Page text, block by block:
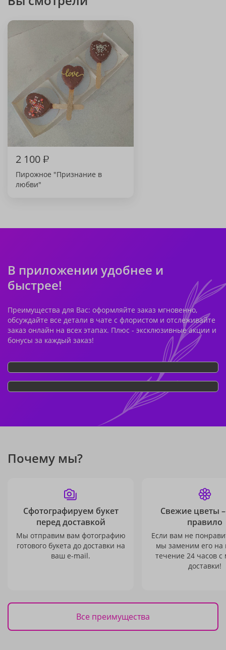
2 100₽
Пирожное "Признание в
любви"
В приложении удобнее и
быстрее!
Преимущества для Вас: оформляйте заказ мгновенно,
обсуждайте все детали в чате с флористом и отслеживайте
заказ онлайн на всех этапах. Плюс - эксклюзивные акции и
бонусы за каждый заказ!
Почему мы?
Сфотографируем букет
перед доставкой
Мы отправим вам фотографию
готового букета до доставки на
ваш e-mail.
Свежие цветы
правило
Если вам не
мы заменим его на
течение 24 часов с
доставки!
Все преимущества